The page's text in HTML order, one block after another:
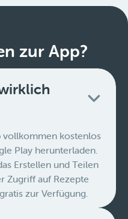
zur App?
vollkommen kostenlos
Play herunterladen.
Erstellen und Teilen
Zugriff auf Rezepte
zur Verfügung.